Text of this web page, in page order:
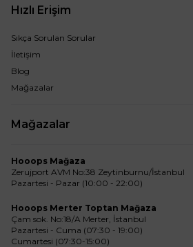
Hızlı Erişim
Sıkça Sorulan Sorular
İletişim
Blog
Mağazalar
Mağazalar
Hooops Mağaza
Zerujport AVM No:38 Zeytinburnu/İstanbul
Pazartesi - Pazar (10:00 - 22:00)
Hooops Merter Toptan Mağaza
Çam sok. No:18/A Merter, İstanbul
Pazartesi - Cuma (07:30 - 19:00)
Cumartesi (07:30-15:00)